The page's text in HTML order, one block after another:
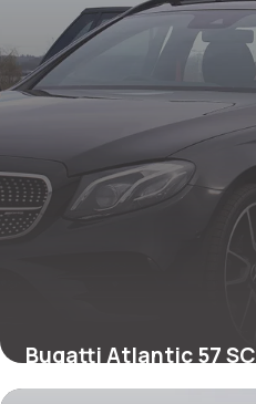
Bugatti Atlantic 57
Automobile